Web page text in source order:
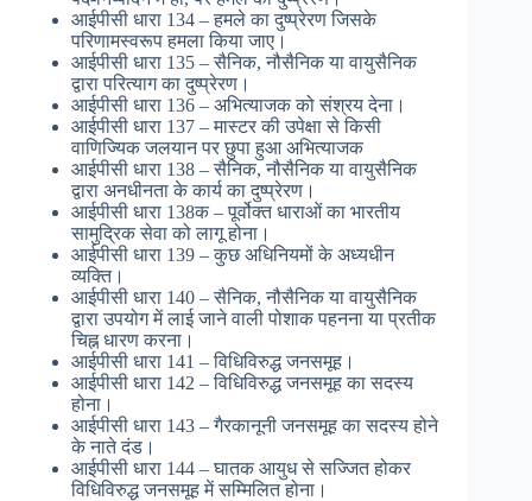
आईपीसी धारा 134 – हमले का दुष्प्रेरण जिसके
परिणामस्वरूप हमला किया जाए।
आईपीसी धारा 135 – सैनिक, नौसैनिक या वायुसैनिक
द्वारा परित्याग का दुष्प्रेरण।
आईपीसी धारा 136 – अभित्याजक को संश्रय देना।
आईपीसी धारा 137 – मास्टर की उपेक्षा से किसी
वाणिज्यिक जलयान पर छुपा हुआ अभित्याजक
आईपीसी धारा 138 – सैनिक, नौसैनिक या वायुसैनिक
द्वारा अनधीनता के कार्य का दुष्प्रेरण।
आईपीसी धारा 138क – पूर्वोक्त धाराओं का भारतीय
सामुद्रिक सेवा को लागू होना।
आईपीसी धारा 139 – कुछ अधिनियमों के अध्यधीन
व्यक्ति।
आईपीसी धारा 140 – सैनिक, नौसैनिक या वायुसैनिक
द्वारा उपयोग में लाई जाने वाली पोशाक पहनना या प्रतीक
चिह्न धारण करना।
आईपीसी धारा 141 – विधिविरुद्ध जनसमूह।
आईपीसी धारा 142 – विधिविरुद्ध जनसमूह का सदस्य
होना।
आईपीसी धारा 143 – गैरकानूनी जनसमूह का सदस्य होने
के नाते दंड।
आईपीसी धारा 144 – घातक आयुध से सज्जित होकर
विधिविरुद्ध जनसमूह में सम्मिलित होना।